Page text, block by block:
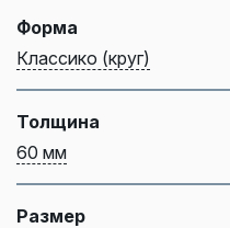
Форма
Классико (круг)
Толщина
60 мм
Размер